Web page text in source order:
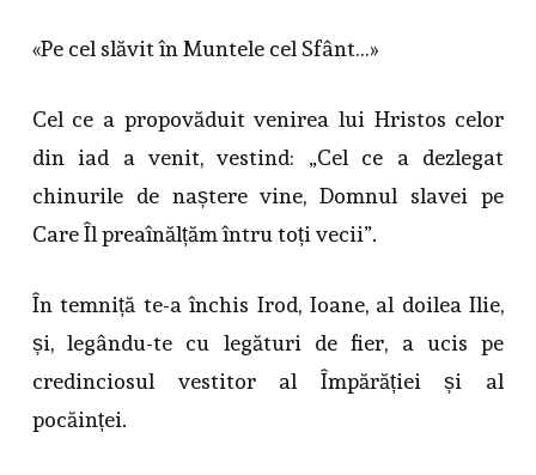
«Pe cel slăvit în Muntele cel Sfânt…»
Cel ce a propovăduit venirea lui Hristos celor
din iad a venit, vestind: „Cel ce a dezlegat
chinurile de naștere vine, Domnul slavei pe
Care Îl preaînălțăm întru toți vecii”.
În temniță te-a închis Irod, Ioane, al doilea Ilie,
și, legându-te cu legături de fier, a ucis pe
credinciosul vestitor al Împărăției și al
pocăinței.